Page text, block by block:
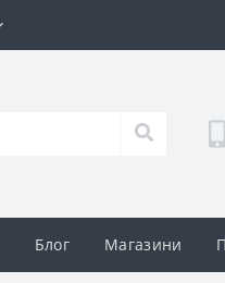
Блог Магазини